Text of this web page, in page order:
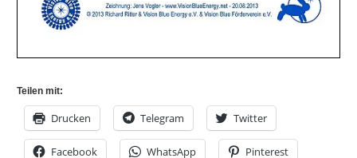
Teilen mit:
Drucken Telegram Twitter
Facebook WhatsApp Pinterest